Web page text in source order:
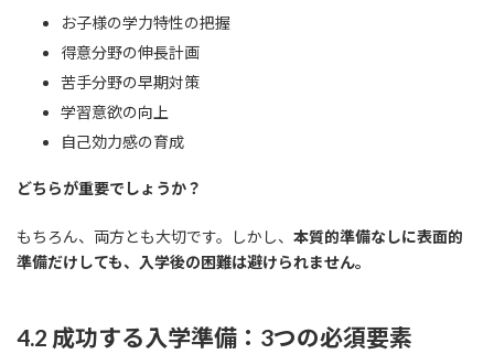
お子様の学力特性の把握
得意分野の伸長計画
苦手分野の早期対策
学習意欲の向上
自己効力感の育成
どちらが重要でしょうか？
もちろん、両方とも大切です。しかし、 本質的準備なしに表面的
準備だけしても、入学後の困難は避けられません。
4.2 成功する入学準備：3つの必須要素